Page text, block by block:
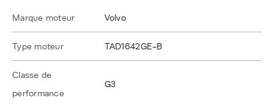
Marque moteur Volvo
Type moteur TAD1642GE-B
Classe de
performance
G3